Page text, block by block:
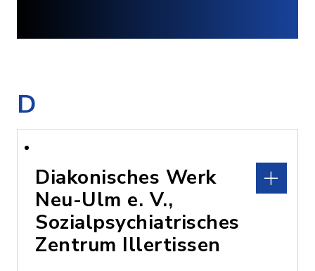
D
Diakonisches Werk
Neu-Ulm e. V.,
Sozialpsychiatrisches
Zentrum Illertissen